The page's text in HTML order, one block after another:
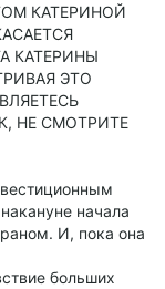
КАТЕРИНОЙ
КАТЕРИНЫ
ЭТО
НЕ СМОТРИТЕ
начала
И, пока она
больших